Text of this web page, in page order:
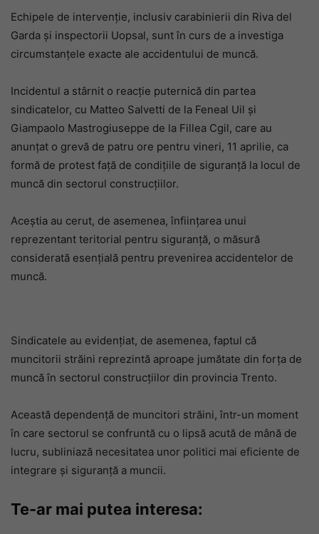
Echipele de intervenție, inclusiv carabinierii din Riva del
Garda și inspectorii Uopsal, sunt în curs de a investiga
circumstanțele exacte ale accidentului de muncă.
Incidentul a stârnit o reacție puternică din partea
sindicatelor, cu Matteo Salvetti de la Feneal Uil și
Giampaolo Mastrogiuseppe de la Fillea Cgil, care au
anunțat o grevă de patru ore pentru vineri, 11 aprilie, ca
formă de protest față de condițiile de siguranță la locul de
muncă din sectorul construcțiilor.
Aceștia au cerut, de asemenea, înființarea unui
reprezentant teritorial pentru siguranță, o măsură
considerată esențială pentru prevenirea accidentelor de
muncă.
Sindicatele au evidențiat, de asemenea, faptul că
muncitorii străini reprezintă aproape jumătate din forța de
muncă în sectorul construcțiilor din provincia Trento.
Această dependență de muncitori străini, într-un moment
în care sectorul se confruntă cu o lipsă acută de mână de
lucru, subliniază necesitatea unor politici mai eficiente de
integrare și siguranță a muncii.
Te-ar mai putea interesa: